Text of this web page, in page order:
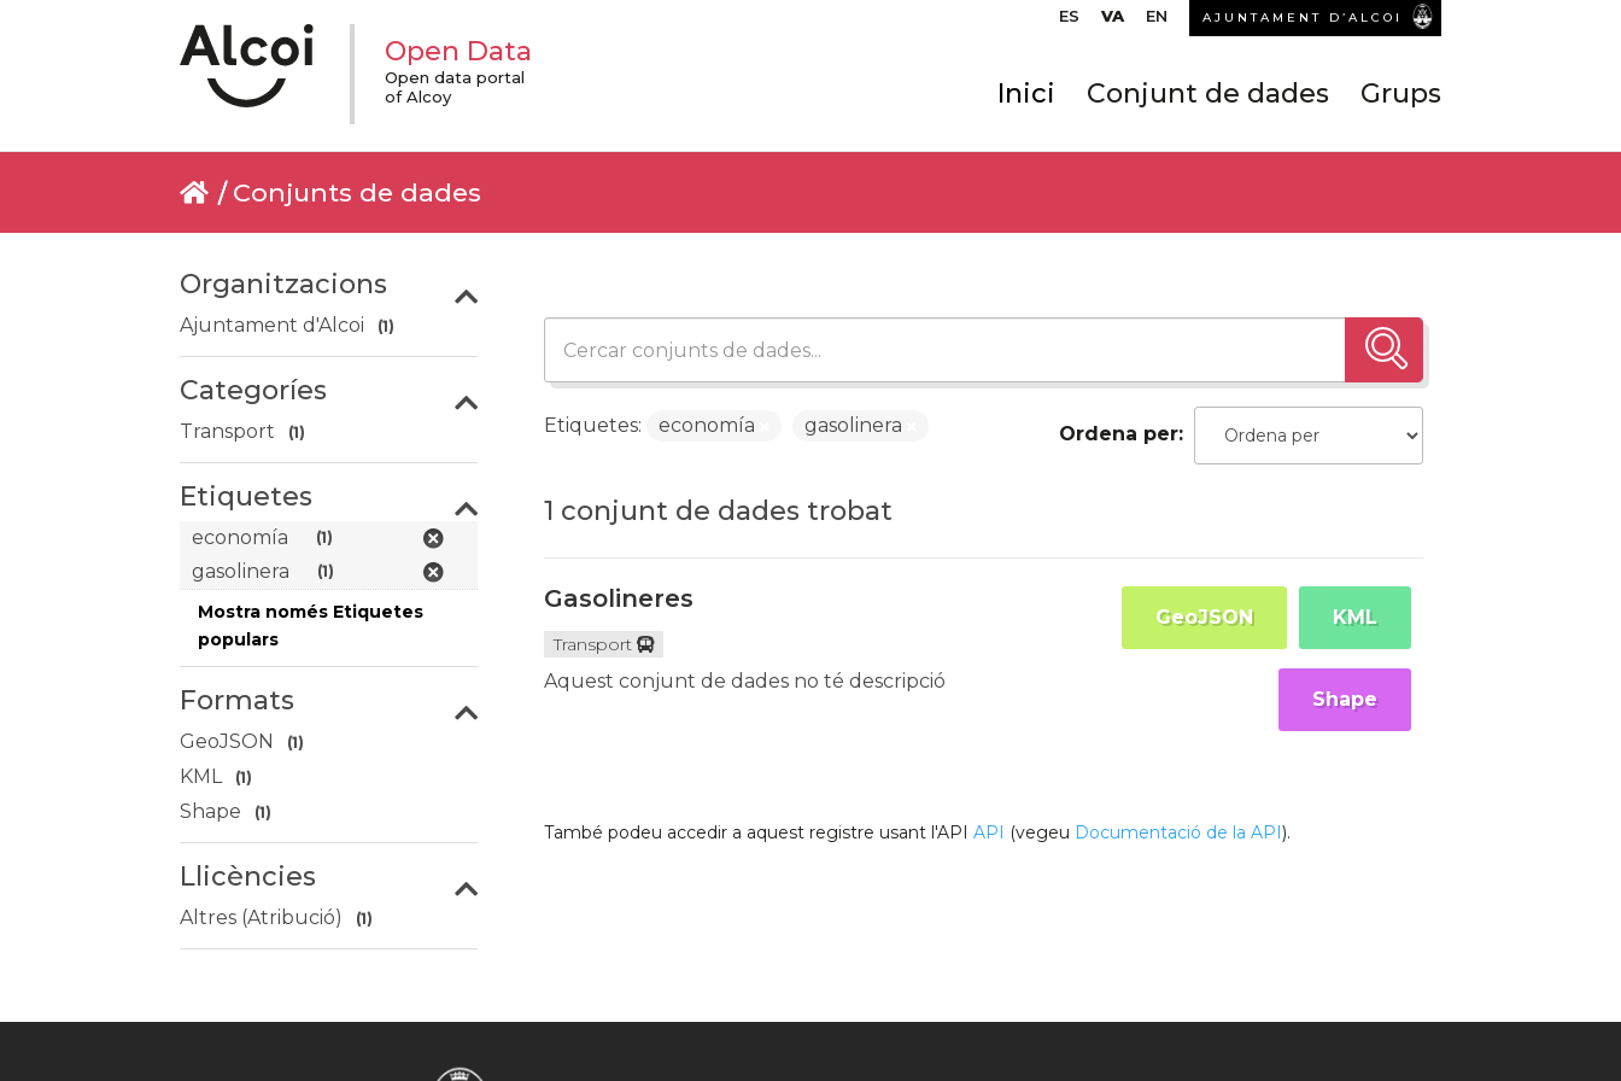
ES VA EN AJUNTAMENT D’ALCOI
Open Data
Open data portal
of Alcoy
Inici Conjunt de dades Grups
Conjunts de dades
Organitzacions
Ajuntament d'Alcoi (1)
Categoríes
Transport (1)
Etiquetes
economía (1)
gasolinera (1)
Mostra només Etiquetes
populars
Formats
GeoJSON (1)
KML (1)
Shape (1)
Llicències
Altres (Atribució) (1)
Ordena per
1 conjunt de dades trobat
Etiquetes: economía gasolinera
Gasolineres
Transport
Aquest conjunt de dades no té descripció
KML
GeoJSON
Shape
També podeu accedir a aquest registre usant l'API API (vegeu Documentació de la API).